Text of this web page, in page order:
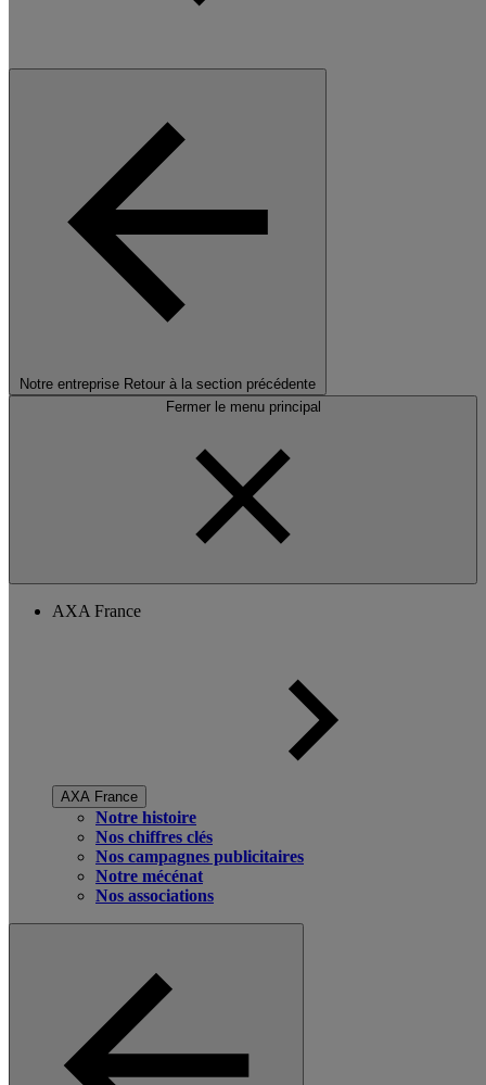
Notre entreprise Retour à la section précédente
Fermer le menu principal
AXA France
AXA France
Notre histoire
Nos chiffres clés
Nos campagnes publicitaires
Notre mécénat
Nos associations